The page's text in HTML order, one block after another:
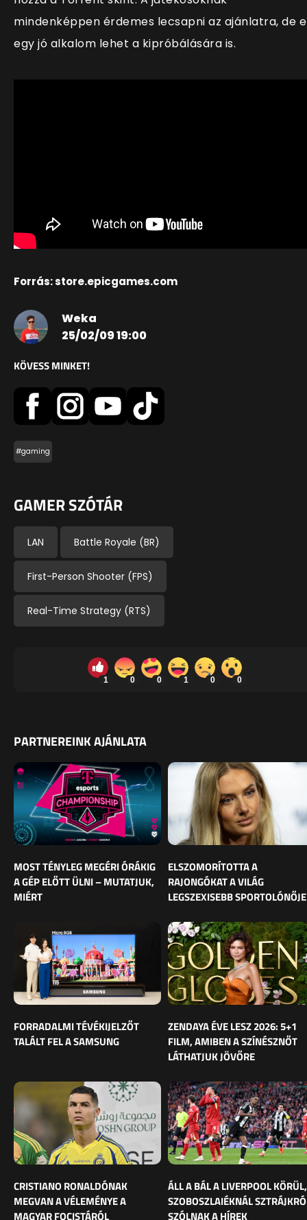
mindenképpen érdemes lecsapni az ajánlatra, de
egy jó alkalom lehet a kipróbálására is.
Forrás: store.epicgames.com
Weka
25/02/09 19:00
KÖVESS MINKET!
#gaming
GAMER SZÓTÁR
LAN Battle Royale (BR)
First-Person Shooter (FPS)
Real-Time Strategy (RTS)
1 0 0 1 0 0
PARTNEREINK AJÁNLATA
MOST TÉNYLEG MEGÉRI ÓRÁKIG
A GÉP ELŐTT ÜLNI – MUTATJUK,
MIÉRT
ELSZOMORÍTOTTA A
RAJONGÓKAT A VILÁG
LEGSZEXISEBB SPORTOLÓNŐJE
FORRADALMI TÉVÉKIJELZŐT
TALÁLT FEL A SAMSUNG
ZENDAYA ÉVE LESZ 2026: 5+1
FILM, AMIBEN A SZÍNÉSZNŐT
LÁTHATJUK JÖVŐRE
CRISTIANO RONALDÓNAK
MEGVAN A VÉLEMÉNYE A
MAGYAR FOCISTÁRÓL
ÁLL A BÁL A LIVERPOOL KÖRÜL,
SZOBOSZLAIÉKNÁL
SZÓLNAK A HÍREK